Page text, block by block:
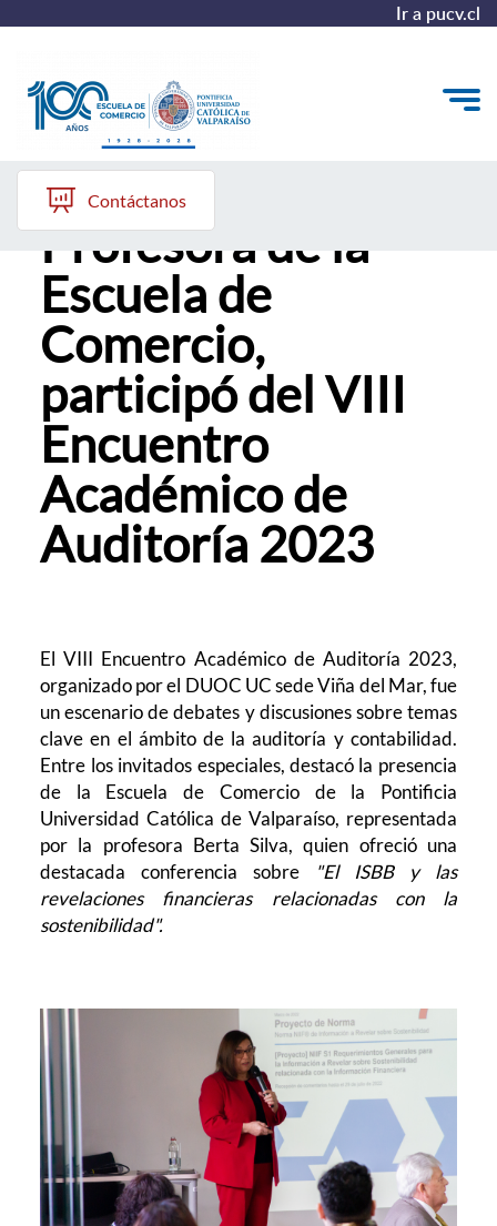
Ir a pucv.cl
Quiénes somos
Vinculación con el Medio
Formación Continua
Postgrados
ALUMNI
Contáctanos
Berta Silva,
Profesora de la
Escuela de
Comercio,
participó del VIII
Encuentro
Académico de
Auditoría 2023
El VIII Encuentro Académico de Auditoría 2023,
organizado por el DUOC UC sede Viña del Mar, fue
un escenario de debates y discusiones sobre temas
clave en el ámbito de la auditoría y contabilidad.
Entre los invitados especiales, destacó la presencia
de la Escuela de Comercio de la Pontificia
Universidad Católica de Valparaíso, representada
por la profesora Berta Silva, quien ofreció una
destacada conferencia sobre
"El ISBB y las
revelaciones financieras relacionadas con la
sostenibilidad".